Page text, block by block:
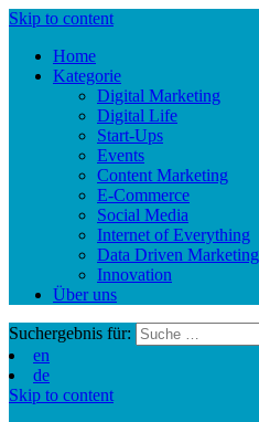
Skip to content
Home
Kategorie
Digital Marketing
Digital Life
Start-Ups
Events
Content Marketing
E-Commerce
Social Media
Internet of Everything
Data Driven Marketing
Innovation
Über uns
Suchergebnis für:
en
de
Skip to content